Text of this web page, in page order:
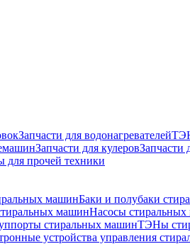
Запчасти для водонагревателей
Запчасти для кулеровЗапчасти
для прочей техники
машинБаки и полубаки
машинНасосы
стиральных машинТЭНы
устройства управления